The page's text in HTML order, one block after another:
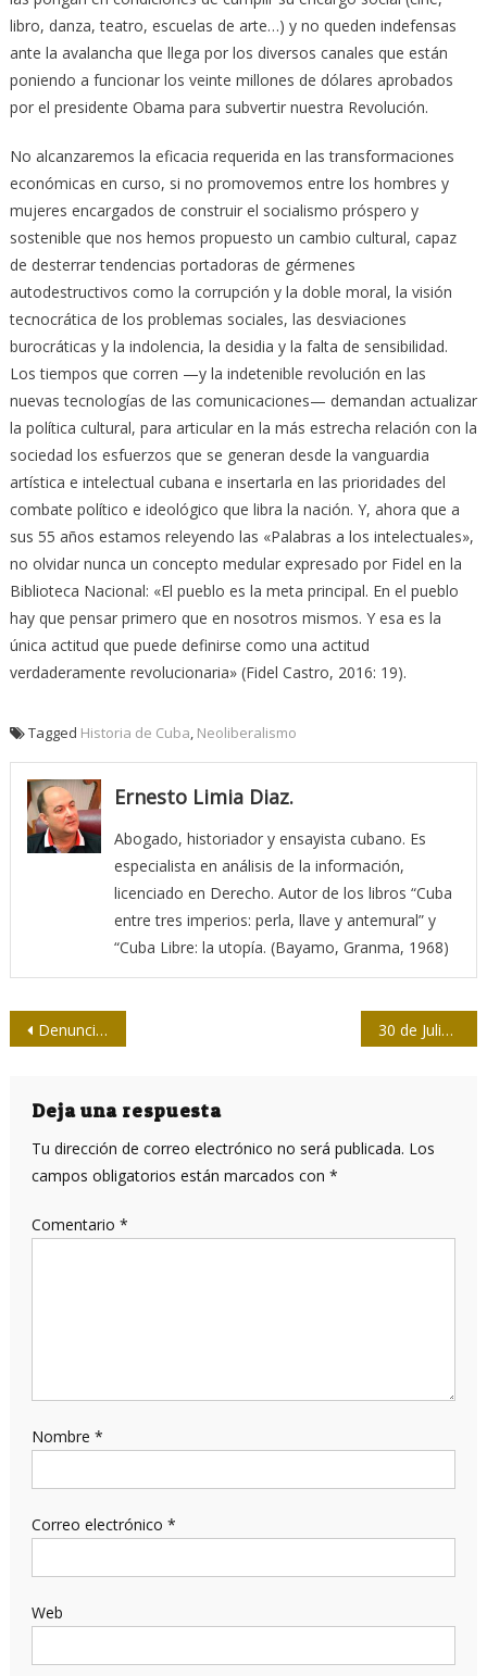
libro, danza, teatro, escuelas de arte…) y no queden indefensas
ante la avalancha que llega por los diversos canales que están
poniendo a funcionar los veinte millones de dólares aprobados
por el presidente Obama para subvertir nuestra Revolución.
No alcanzaremos la eficacia requerida en las transformaciones
económicas en curso, si no promovemos entre los hombres y
mujeres encargados de construir el socialismo próspero y
sostenible que nos hemos propuesto un cambio cultural, capaz
de desterrar tendencias portadoras de gérmenes
autodestructivos como la corrupción y la doble moral, la visión
tecnocrática de los problemas sociales, las desviaciones
burocráticas y la indolencia, la desidia y la falta de sensibilidad.
Los tiempos que corren —y la indetenible revolución en las
nuevas tecnologías de las comunicaciones— demandan actualizar
la política cultural, para articular en la más estrecha relación con la
sociedad los esfuerzos que se generan desde la vanguardia
artística e intelectual cubana e insertarla en las prioridades del
combate político e ideológico que libra la nación. Y, ahora que a
sus 55 años estamos releyendo las «Palabras a los intelectuales»,
no olvidar nunca un concepto medular expresado por Fidel en la
Biblioteca Nacional: «El pueblo es la meta principal. En el pueblo
hay que pensar primero que en nosotros mismos. Y esa es la
única actitud que puede definirse como una actitud
verdaderamente revolucionaria» (Fidel Castro, 2016: 19).
Tagged Historia de Cuba, Neoliberalismo
Ernesto Limia Diaz.
Abogado, historiador y ensayista cubano. Es
especialista en análisis de la información,
licenciado en Derecho. Autor de los libros “Cuba
entre tres imperios: perla, llave y antemural” y
“Cuba Libre: la utopía. (Bayamo, Granma, 1968)
Navegación
entradas
Denuncian ataques contra medios digitales argentinos 30 de Julio Día de los Mártires / “Frank era una maravilla”
Deja una respuesta
Tu dirección de correo electrónico no será publicada. Los
campos obligatorios están marcados con *
Comentario *
Nombre *
Correo electrónico *
Web